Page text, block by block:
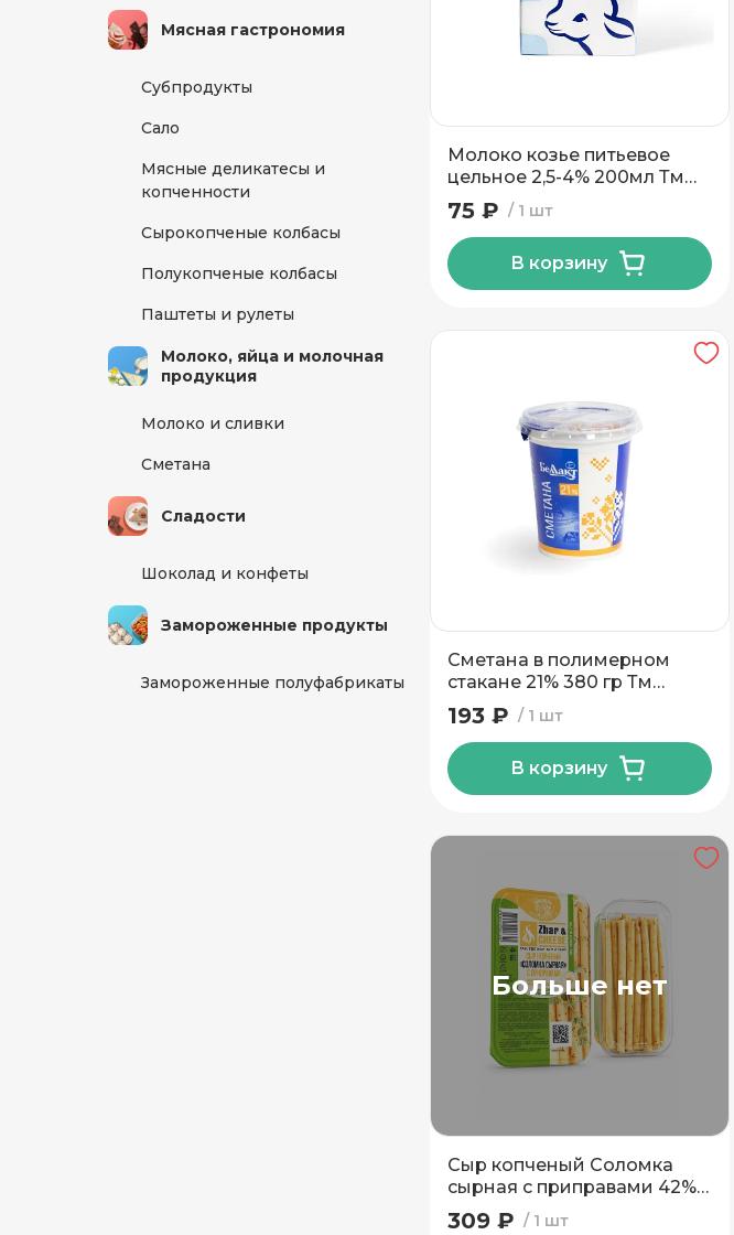
Мясная гастрономия
Субпродукты
Сало
Мясные деликатесы и
копченности
Сырокопченые колбасы
Полукопченые колбасы
Паштеты и рулеты
Молоко, яйца и молочная
продукция
Молоко и сливки
Сметана
Сладости
Шоколад и конфеты
Замороженные продукты
Замороженные полуфабрикаты
Молоко козье питьевое
цельное 2,5-4% 200мл Тм
Беллакт
1 шт
75 ₽
В корзину
Сметана в полимерном
стакане 21% 380 гр Тм
Беллакт
1 шт
193 ₽
В корзину
Больше нет
Сыр копченый Соломка
сырная с приправами 42%
ТМ Новогрудские Дары
1 шт
309 ₽